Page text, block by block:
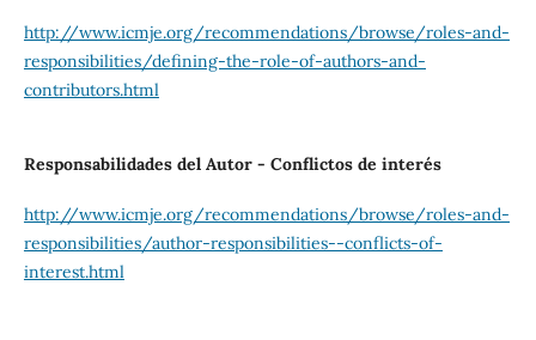
http://www.icmje.org/recommendations/browse/roles-and-
responsibilities/defining-the-role-of-authors-and-
contributors.html
Responsabilidades del Autor - Conflictos de interés
http://www.icmje.org/recommendations/browse/roles-and-
responsibilities/author-responsibilities--conflicts-of-
interest.html